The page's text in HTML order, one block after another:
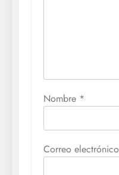
Nombre *
Correo electrónico